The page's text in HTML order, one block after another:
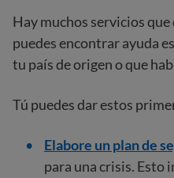
Hay muchos servicios
puedes encontrar ayuda
tu país de origen o que
Tú puedes dar estos
Elabore un plan de
para una crisis. Esto